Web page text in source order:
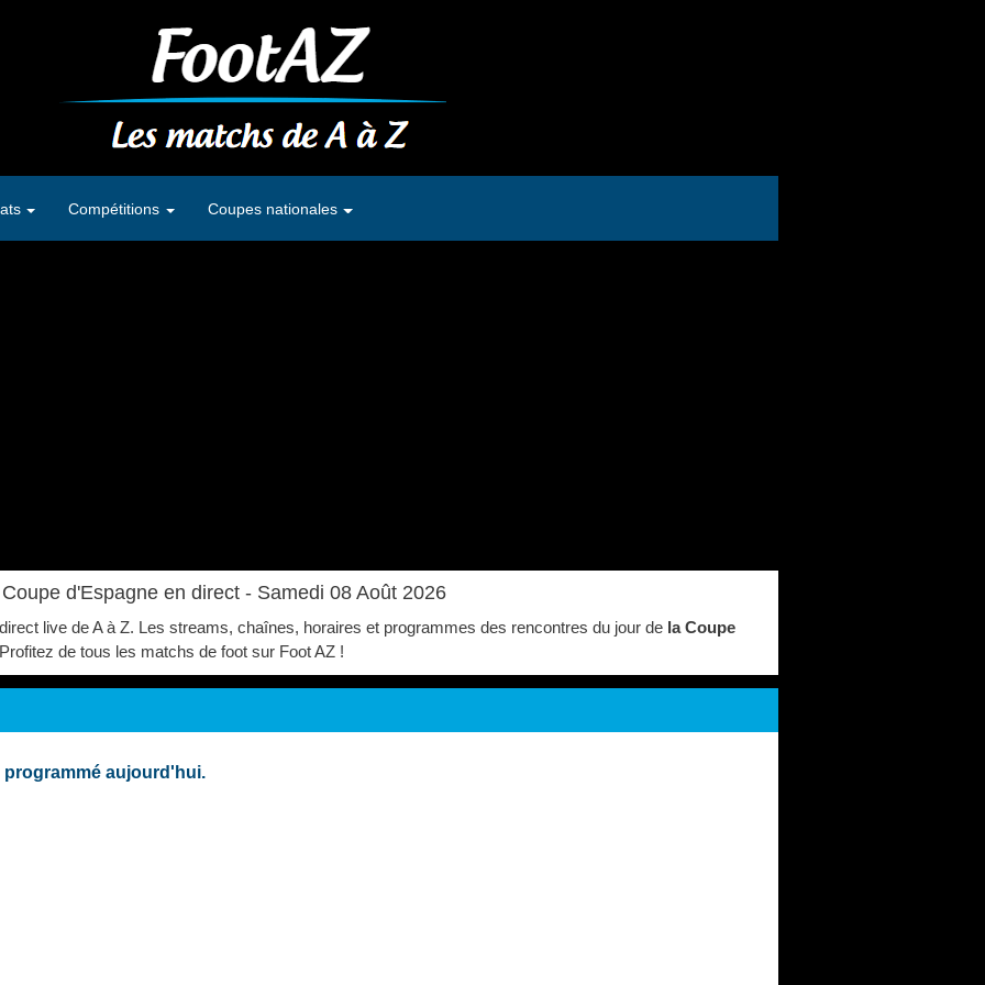
d'Espagne en direct - Samedi 08 Août 2026
live de A à Z. Les streams, chaînes, horaires et programmes des rencontres du jour de la Coupe
de tous les matchs de foot sur Foot AZ !
aujourd'hui.
Compétitions Coupes nationales